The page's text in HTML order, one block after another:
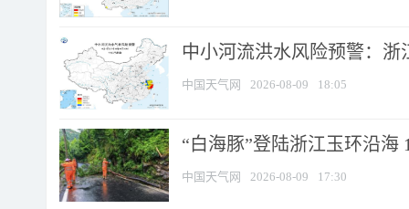
中小河流洪水风险预警：
中国天气网 2026-08-09 18:05
“白海豚”登陆浙江玉环沿海
中国天气网 2026-08-09 17:30